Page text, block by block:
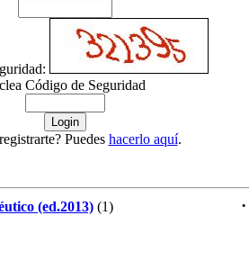
Código de Seguridad
Puedes hacerlo aquí.
(ed.2013)(1) ·